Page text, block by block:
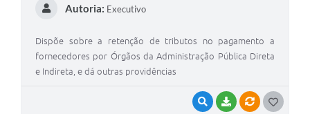
VISUALIZAR
BAIXARVÍNCULOS
Autoria: Executivo
Dispõe sobre a retenção de tributos no pagamento a
fornecedores por Órgãos da Administração Pública Direta
e Indireta, e dá outras providências